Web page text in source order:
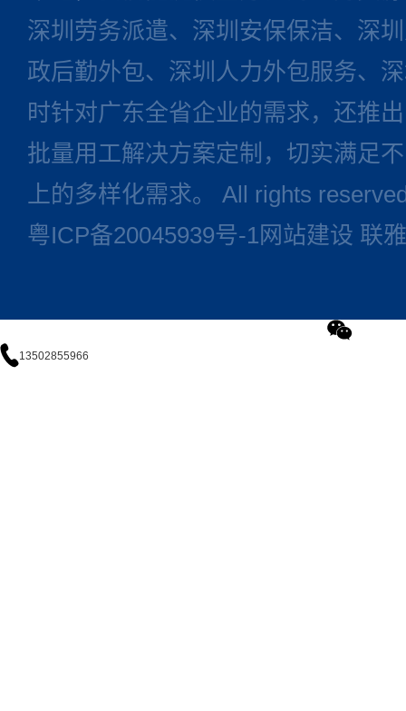
深圳劳务派遣、深圳安保保洁、深
政后勤外包、深圳人力外包服务、
时针对广东全省企业的需求，还推
批量用工解决方案定制，切实满足
上的多样化需求。 All rights
粤ICP备20045939号-1网站建设 联
13502855966